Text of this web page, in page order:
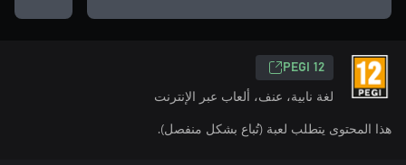
PEGI 12
لغة نابية، عنف، ألعاب عبر الإنترنت
هذا المحتوى يتطلب لعبة (تُباع بشكل منفصل).